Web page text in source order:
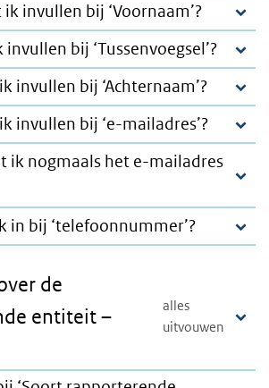
invullen bij ‘Voornaam’?
bij ‘Tussenvoegsel’?
invullen bij ‘Achternaam’?
invullen bij ‘e-mailadres’?
ik nogmaals het e-mailadres
in bij ‘telefoonnummer’?
de
entiteit –